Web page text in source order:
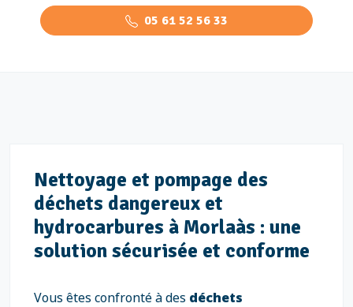
05 61 52 56 33
Nettoyage et pompage des
déchets dangereux et
hydrocarbures à Morlaàs : une
solution sécurisée et conforme
Vous êtes confronté à des déchets